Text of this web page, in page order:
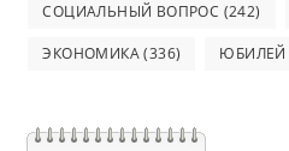
СОЦИАЛЬНЫЙ ВОПРОС (242)
ЭКОНОМИКА(336) ЮБИЛЕЙ